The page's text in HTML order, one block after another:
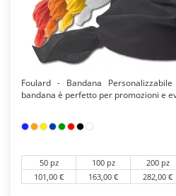
Foulard - Bandana
bandana è perfetto per promozioni e
50 pz 100 pz 200 pz
101,00 €
163,00 € 282,00 €